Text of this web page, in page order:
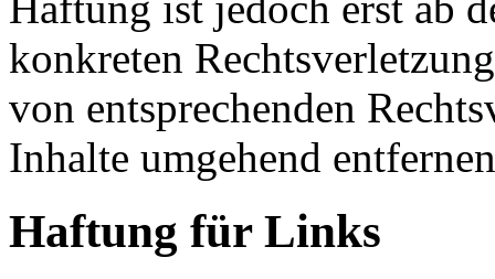
konkreten
von entsprechenden
Inhalte umgehend
Haftung für Links